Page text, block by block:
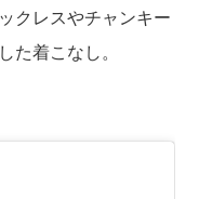
クレスやチャンキー
た着こなし。